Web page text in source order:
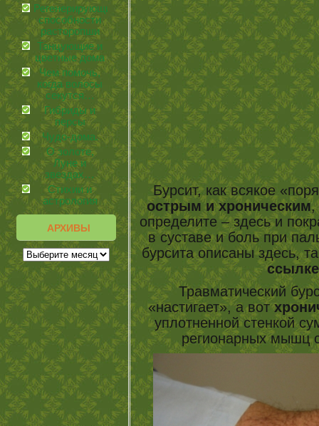
Регенерирующие
способности
расторопши
Танцующие и
цветные дома
Чем помочь,
когда волосы
секутся…
Гибриды и
персы
Чудо-дома.
О золоте,
Луне и
звездах…
Стихии и
астрология
АРХИВЫ
Бурсит, как всякое
острым и хроническим,
определите – здесь и
в суставе и боль при
бурсита описаны здесь,
Травматический
«настигает», а вот
уплотненной стенкой
регионарных мышц